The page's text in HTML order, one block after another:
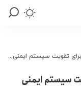
سیستم ایمنی بدن مفید است؟
سیستم ایمنی